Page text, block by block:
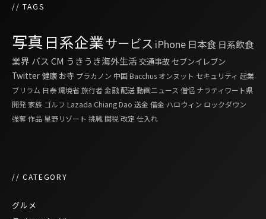
// TAGS
写真 日系企業サービス iPhone 日本食 日系飲食
業界 バス CM うきうき海外生活 交通事故 セブンイレブン
Twitter健康 お寺 プラカノン 中国Bacchus オンヌット セキュリティ 起業
ブリラム 日泰環境省旅行者金融配送動画ニュース 僧侶 ナラティワート県
開発 家族 ゴルフ Lazada Chiang Dao 送金 借金 ハロウィン ロックダウン
強奪作品 星野リゾート 挑戦関税 改定 仕入れ
// CATEGORY
グルメ